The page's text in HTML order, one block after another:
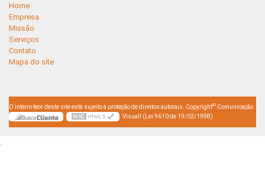
Home
Empresa
Missão
Serviços
Contato
Mapa do site
O inteiro teor deste site está sujeito à proteção de direitos autorais. Copyright© Comunicação
Visuall (Lei 9610 de 19/02/1998)